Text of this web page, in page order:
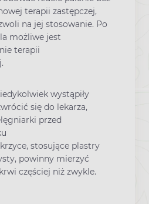
terapii zastępczej,
na jej stosowanie. Po
możliwe jest
terapii
wystąpiły
się do lekarza,
przed
stosujące plastry
powinny mierzyć
częściej niż zwykle.